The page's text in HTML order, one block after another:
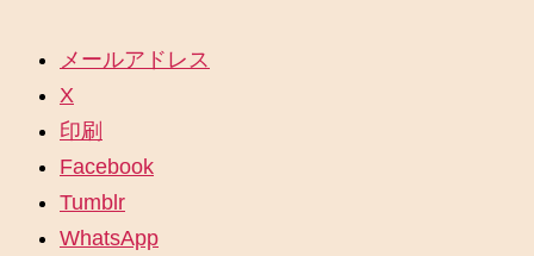
メールアドレス
X
印刷
Facebook
Tumblr
WhatsApp